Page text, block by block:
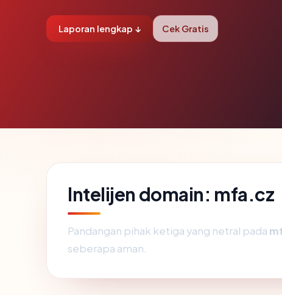
Laporan lengkap ↓ Cek Gratis
Intelijen domain: mfa.cz
Pandangan pihak ketiga yang netral pada
seberapa aman.